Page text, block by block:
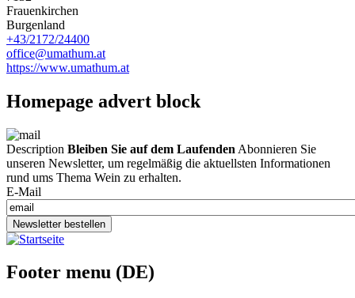
Frauenkirchen
Burgenland
+43/2172/24400
office@umathum.at
https://www.umathum.at
Homepage advert block
Description Bleiben Sie auf dem Laufenden Abonnieren Sie
unseren Newsletter, um regelmäßig die aktuellsten Informationen
rund ums Thema Wein zu erhalten.
E-Mail
Newsletter bestellen
Footer menu (DE)